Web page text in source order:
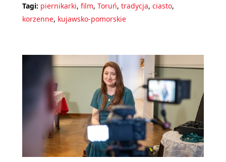
Tagi: piernikarki, film, Toruń, tradycja, ciasto,
korzenne, kujawsko-pomorskie